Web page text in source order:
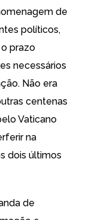
de
políticos,
prazo
necessários
Não era
centenas
Vaticano
na
dois últimos
de